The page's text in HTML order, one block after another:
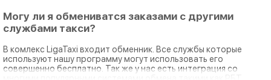
Могу ли я обмениватся заказами с другими
службами такси?
В комлекс LigaTaxi входит обменник. Все службы которые
используют нашу программу могут использовать его
совершенно бесплатно. Так же у нас есть интеграция со